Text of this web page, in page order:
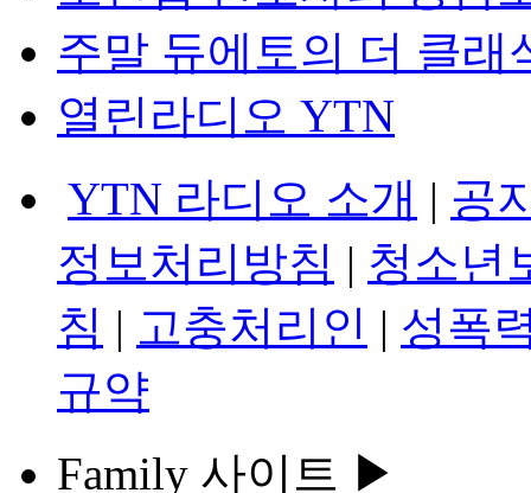
주말 듀에토의 더 클래
열린라디오 YTN
YTN 라디오 소개 | 공
정보처리방침 | 청소년
침 | 고충처리인 | 성폭
규약
Family 사이트 ▶